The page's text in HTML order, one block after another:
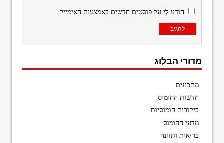
הודע לי על פוסטים חדשים באמצעות האימייל.
מדורי הבלוג
מתכונים
חדשות החומוס
ביקורות חומוסיות
מדעי החומוס
בריאות ותזונה